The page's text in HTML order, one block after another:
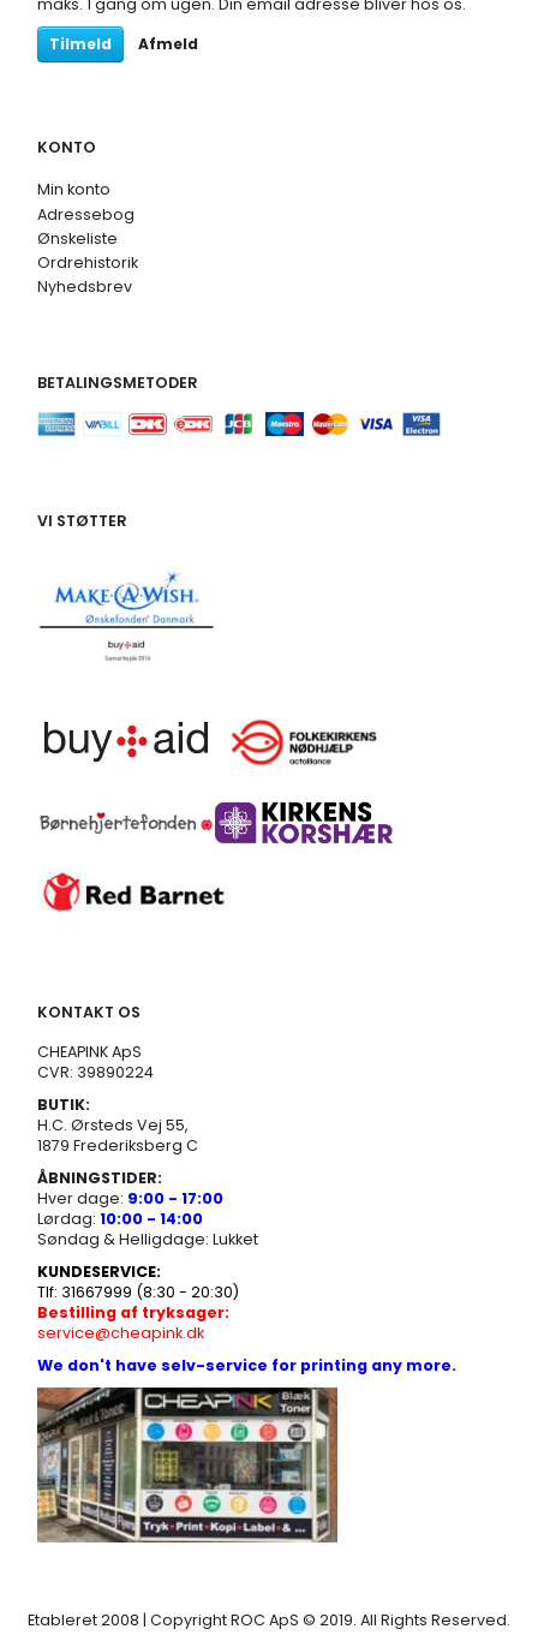
maks. 1 gang om ugen. Din email adresse bliver hos os.
Tilmeld
Afmeld
KONTO
Min konto
Adressebog
Ønskeliste
Ordrehistorik
Nyhedsbrev
BETALINGSMETODER
VI STØTTER
KONTAKT OS
CHEAPINK ApS
CVR: 39890224
BUTIK:
H.C. Ørsteds Vej 55,
1879 Frederiksberg C
ÅBNINGSTIDER:
Hver dage: 9:00 - 17:00
Lørdag: 10:00 - 14:00
Søndag & Helligdage: Lukket
KUNDESERVICE:
Tlf: 31667999 (8:30 - 20:30)
Bestilling af tryksager:
service@cheapink.dk
We don't have selv-service for printing any more.
Etableret 2008 | Copyright ROC ApS © 2019. All Rights Reserved.